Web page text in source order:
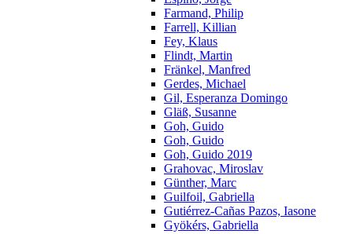
Farmand, Philip
Farrell, Killian
Fey, Klaus
Flindt, Martin
Fränkel, Manfred
Gerdes, Michael
Gil, Esperanza Domingo
Gläß, Susanne
Goh, Guido
Goh, Guido
Goh, Guido 2019
Grahovac, Miroslav
Günther, Marc
Guilfoil, Gabriella
Gutiérrez-Cañas Pazos, Iasone
Gyökérs, Gabriella